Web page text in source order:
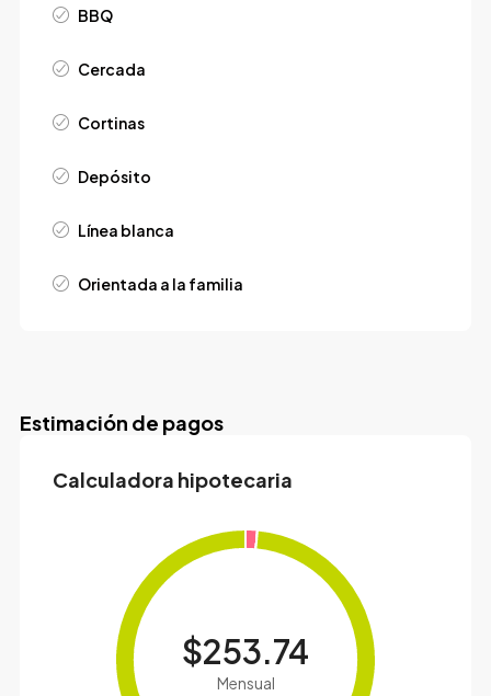
BBQ
Cercada
Cortinas
Depósito
Línea blanca
Orientada a la familia
Estimación de pagos
Calculadora hipotecaria
$253.74
Mensual